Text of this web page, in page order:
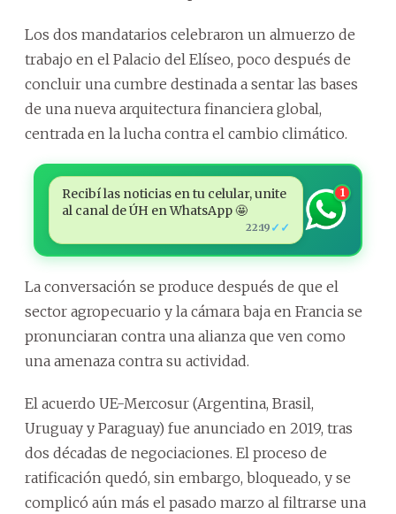
Los dos mandatarios celebraron un almuerzo de
trabajo en el Palacio del Elíseo, poco después de
concluir una cumbre destinada a sentar las bases
de una nueva arquitectura financiera global,
centrada en la lucha contra el cambio climático.
Recibí las noticias en tu celular, unite
al canal de ÚH en WhatsApp 🤩
22:19 ✓✓
1
La conversación se produce después de que el
sector agropecuario y la cámara baja en Francia se
pronunciaran contra una alianza que ven como
una amenaza contra su actividad.
El acuerdo UE-Mercosur (Argentina, Brasil,
Uruguay y Paraguay) fue anunciado en 2019, tras
dos décadas de negociaciones. El proceso de
ratificación quedó, sin embargo, bloqueado, y se
complicó aún más el pasado marzo al filtrarse una